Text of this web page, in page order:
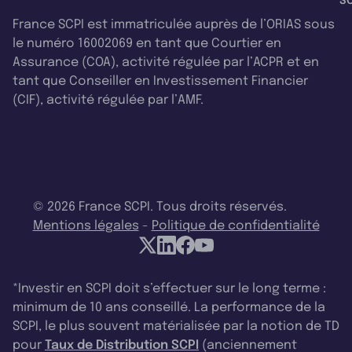
France SCPI est immatriculée auprès de l’ORIAS sous
le numéro 16002069 en tant que Courtier en
Assurance (COA), activité régulée par l’ACPR et en
tant que Conseiller en Investissement Financier
(CIF), activité régulée par l’AMF.
© 2026 France SCPI. Tous droits réservés.
Mentions légales - Politique de confidentialité
*Investir en SCPI doit s’effectuer sur le long terme :
minimum de 10 ans conseillé. La performance de la
SCPI, le plus souvent matérialisée par la notion de TD
pour Taux de Distribution SCPI (anciennement